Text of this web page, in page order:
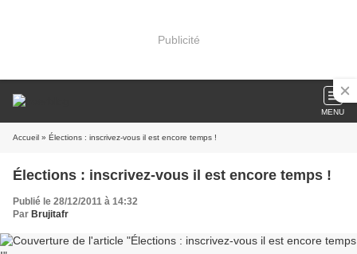
Publicité
MENU
Accueil » Élections : inscrivez-vous il est encore temps !
Élections : inscrivez-vous il est encore temps !
Publié le 28/12/2011 à 14:32
Par Brujitafr